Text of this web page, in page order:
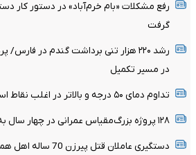
رفع مشکلات «بام خرم‌آباد» در دستور کار
گرفت
رشد ۲۲۰ هزار تنی برداشت گندم در
در مسیر تکمیل
تداوم دمای ۵۰ درجه و بالاتر در اغلب نقاط استان از فردا
۱۲۸ پروژه بزرگ‌مقیاس عمرانی در چهار سال به بهره‌برداری رسید
دستگیری عاملان قتل پیرزن 70 ساله اهل همدان